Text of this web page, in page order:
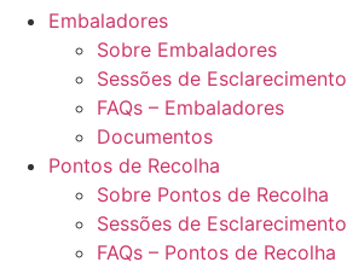
Embaladores
Sobre Embaladores
Sessões de Esclarecimento
FAQs – Embaladores
Documentos
Pontos de Recolha
Sobre Pontos de Recolha
Sessões de Esclarecimento
FAQs – Pontos de Recolha